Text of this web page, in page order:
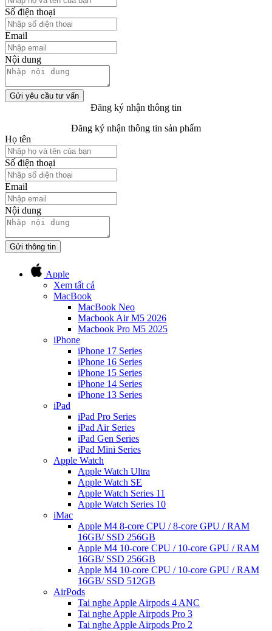
Số điện thoại
Email
Nội dung
Gửi yêu cầu tư vấn
Đăng ký nhận thông tin
Đăng ký nhận thông tin sản phẩm
Họ tên
Số điện thoại
Email
Nội dung
Gửi thông tin
Apple
Xem tất cả
MacBook
MacBook Neo
Macbook Air M5 2026
Macbook Pro M5 2025
iPhone
iPhone 17 Series
iPhone 16 Series
iPhone 15 Series
iPhone 14 Series
iPhone 13 Series
iPad
iPad Pro Series
iPad Air Series
iPad Gen Series
iPad Mini Series
Apple Watch
Apple Watch Ultra
Apple Watch SE
Apple Watch Series 11
Apple Watch Series 10
iMac
Apple M4 8-core CPU / 8-core GPU / RAM
16GB/ SSD 256GB
Apple M4 10-core CPU / 10-core GPU / RAM
16GB/ SSD 256GB
Apple M4 10-core CPU / 10-core GPU / RAM
16GB/ SSD 512GB
AirPods
Tai nghe Apple Airpods 4 ANC
Tai nghe Apple Airpods Pro 3
Tai nghe Apple Airpods Pro 2